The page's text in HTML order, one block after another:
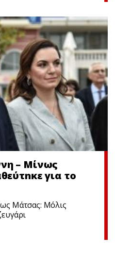
– Μίνως
για το
Μάτσας: Μόλις